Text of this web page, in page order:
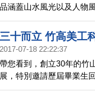
品涵蓋山水風光以及人物
賞。
三十而立 竹高美工
2017-07-18 22:22:37
帶您看到，創立30年的竹
展，特別邀請歷屆畢業生